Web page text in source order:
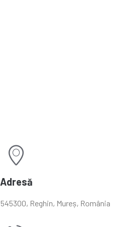
Adresă
Reghin, Mureș, România